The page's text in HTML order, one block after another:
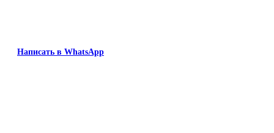
Написать в WhatsApp